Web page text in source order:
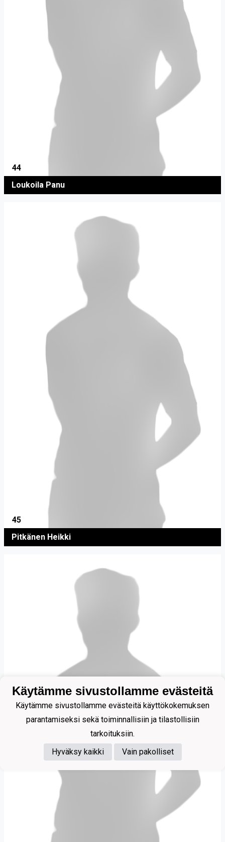
44
Loukoila Panu
45
Pitkänen Heikki
Käytämme sivustollamme evästeitä
Käytämme sivustollamme evästeitä käyttökokemuksen
parantamiseksi sekä toiminnallisiin ja tilastollisiin
tarkoituksiin.
Hyväksy kaikki
Vain pakolliset